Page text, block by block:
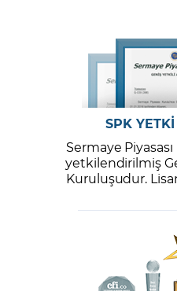
SPK
Sermaye
yetkilendirilmiş
Kuruluşudur.